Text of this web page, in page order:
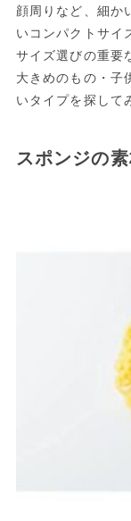
顔周りなど、細か
いコンパクトサイ
サイズ選びの重要
大きめのもの・子
いタイプを探して
スポンジの